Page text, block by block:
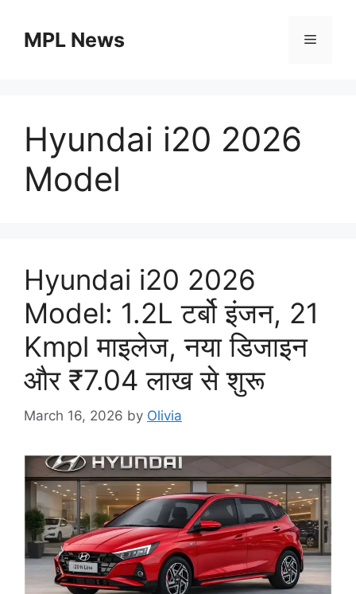
contentMPL News Menu
Hyundai i20 2026
Model
Hyundai i20 2026
Model: 1.2L टर्बो इंजन, 21
Kmpl माइलेज, नया डिजाइन
और ₹7.04 लाख से शुरू
March 16, 2026 by Olivia